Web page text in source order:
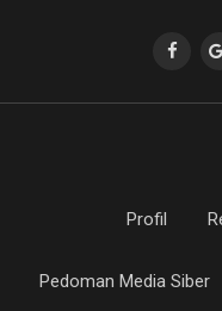
Profil
Pedoman Media Siber